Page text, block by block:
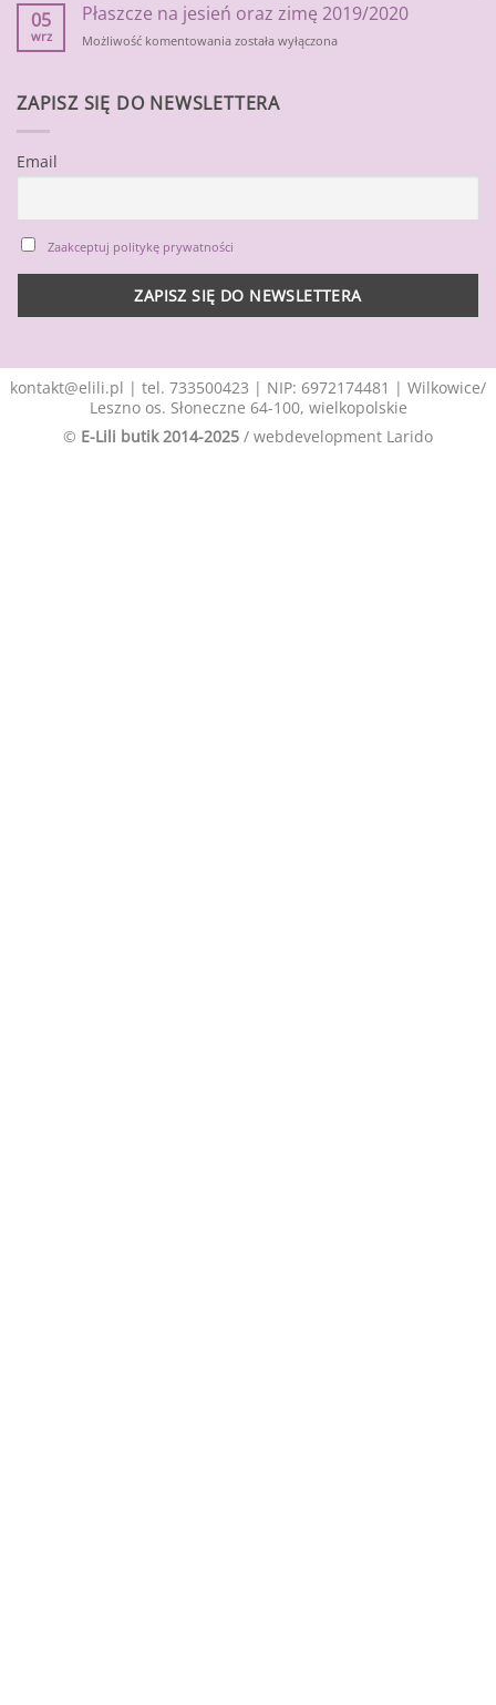
jesienne
05
wrz
Płaszcze na jesień oraz zimę 2019/2020
Możliwość komentowania Płaszcze
oraz
zimę
została wyłączona
ZAPISZ SIĘ DO NEWSLETTERA
Email
Zaakceptuj politykę prywatności
kontakt@elili.pl | tel. 733500423 | NIP: 6972174481 | Wilkowice/
Leszno os. Słoneczne 64-100, wielkopolskie
© E-Lili butik 2014-2025 / webdevelopment Larido